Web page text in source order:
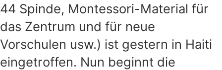
44 Spinde, Montessori-Material für
das Zentrum und für neue
Vorschulen usw.) ist gestern in Haiti
eingetroffen. Nun beginnt die